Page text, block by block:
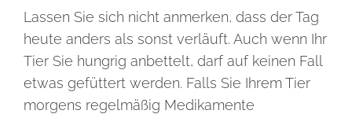
Lassen Sie sich nicht anmerken, dass der Tag
heute anders als sonst verläuft. Auch wenn Ihr
Tier Sie hungrig anbettelt, darf auf keinen Fall
etwas gefüttert werden. Falls Sie Ihrem Tier
morgens regelmäßig Medikamente